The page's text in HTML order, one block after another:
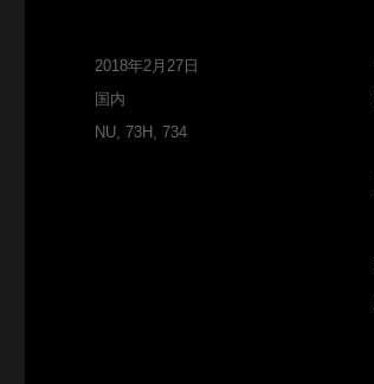
投
稿
2018年2月27日
カ
テ
国内
タ
NU,73H ,734